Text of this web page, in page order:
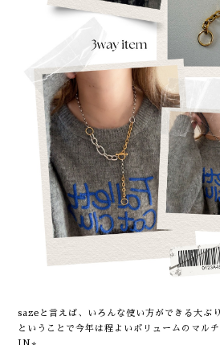
sazeと言えば、いろんな使い方ができる大ぶ
ということで今年は程よいボリュームのマル